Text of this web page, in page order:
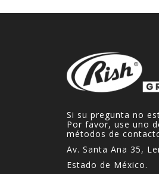
Si su pregunta no
Por favor, use uno
métodos de
Av. Santa Ana 35,
Estado de México.